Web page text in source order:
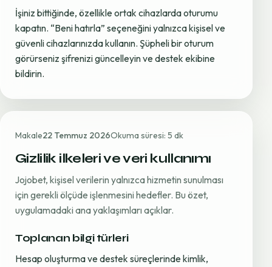
İşiniz bittiğinde, özellikle ortak cihazlarda oturumu
kapatın. “Beni hatırla” seçeneğini yalnızca kişisel ve
güvenli cihazlarınızda kullanın. Şüpheli bir oturum
görürseniz şifrenizi güncelleyin ve destek ekibine
bildirin.
Makale22 Temmuz 2026Okuma süresi: 5 dk
Gizlilik ilkeleri ve veri kullanımı
Jojobet, kişisel verilerin yalnızca hizmetin sunulması
için gerekli ölçüde işlenmesini hedefler. Bu özet,
uygulamadaki ana yaklaşımları açıklar.
Toplanan bilgi türleri
Hesap oluşturma ve destek süreçlerinde kimlik,